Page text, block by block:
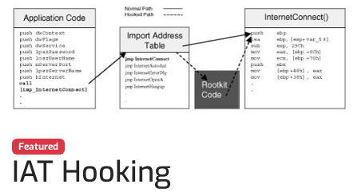
Featured
IAT Hooking